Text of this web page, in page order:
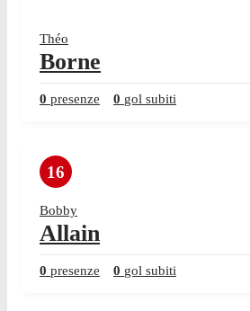
Théo
Borne
0 presenze 0 gol subiti
16
Bobby
Allain
0 presenze 0 gol subiti